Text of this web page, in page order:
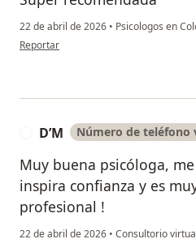
22 de abril de 2026 • Psicologos en
en opinión del usuario Ana Mejía
Reportar
D’M Número de teléfono
Muy buena psicóloga,
inspira confianza y es
profesional !
22 de abril de 2026 • Consultorio